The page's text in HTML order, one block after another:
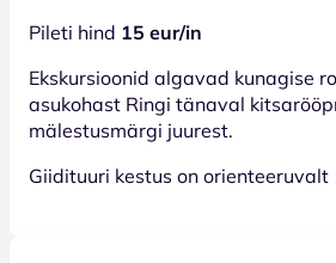
Pileti hind 15 eur/in
Ekskursioonid algavad kunagise
asukohast Ringi tänaval
mälestusmärgi juurest.
Giidituuri kestus on orienteeruvalt